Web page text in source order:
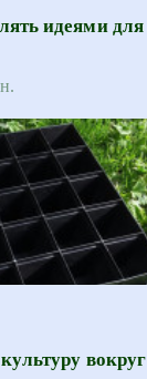
идеями для
вокруг